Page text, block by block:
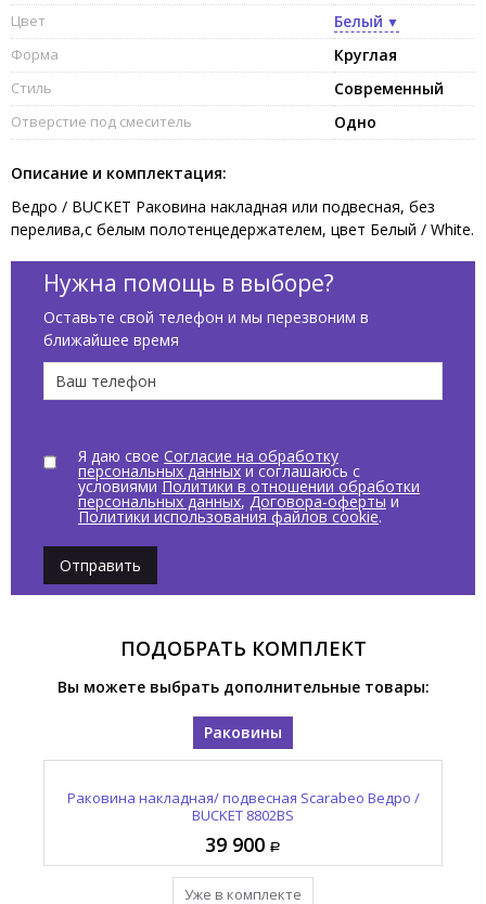
Цвет Белый
Форма Круглая
Стиль Современный
Отверстие под смеситель Одно
Описание и комплектация:
Ведро / BUCKET Раковина накладная или подвесная, без
перелива,с белым полотенцедержателем, цвет Белый / White.
Нужна помощь в выборе?
Оставьте свой телефон и мы перезвоним в
ближайшее время
Я даю свое Согласие на обработку
персональных данныхи соглашаюсь с
условиями Политики в отношении обработки
персональных данных, Договора-оферты и
Политики использования файлов cookie.
Отправить
ПОДОБРАТЬ КОМПЛЕКТ
Вы можете выбрать дополнительные товары:
Раковины
Раковина накладная/ подвесная Scarabeo Ведро /
BUCKET 8802BS
39 900
Уже в комплекте